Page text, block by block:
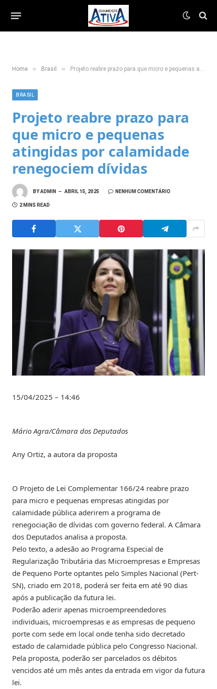
Home » Brasil » Projeto reabre prazo para que micro e pequenas atingidas por calamidade renegociem dívidas
BRASIL
Projeto reabre prazo para
que micro e pequenas
atingidas por calamidade
renegociem dívidas
BYADMIN ABRIL 15, 2025 NENHUM COMENTÁRIO
2 MINS READ
15/04/2025 – 14:46
Mário Agra/Câmara dos Deputados
Any Ortiz, a autora da proposta
O Projeto de Lei Complementar 166/24 reabre prazo
para micro e pequenas empresas atingidas por
calamidade pública aderirem a programa de
renegociação de dívidas com governo federal. A Câmara
dos Deputados analisa a proposta.
Pelo texto, a adesão ao Programa Especial de
Regularização Tributária das Microempresas e Empresas
de Pequeno Porte optantes pelo Simples Nacional (Pert-
SN), criado em 2018, poderá ser feita em até 90 dias
após a publicação da futura lei.
Poderão aderir apenas microempreendedores
individuais, microempresas e as empresas de pequeno
porte com sede em local onde tenha sido decretado
estado de calamidade pública pelo Congresso Nacional.
Pela proposta, poderão ser parcelados os débitos
vencidos até um mês antes da entrada em vigor da futura
lei.